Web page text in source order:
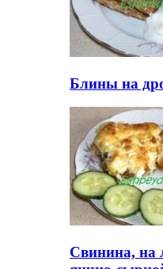
Блины на
Свинина, на